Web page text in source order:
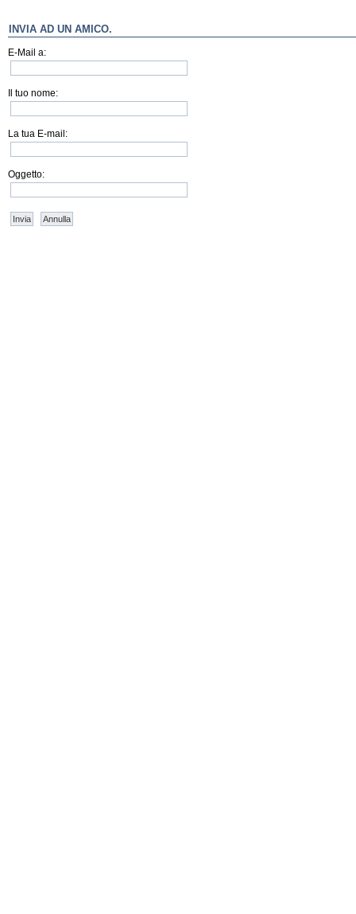
INVIA AD UN AMICO.
E-Mail a:
Il tuo nome:
La tua E-mail:
Oggetto:
Invia Annulla